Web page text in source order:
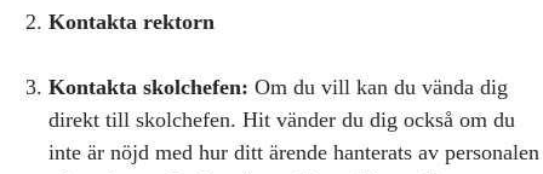
Kontakta rektorn
Kontakta skolchefen: Om du vill kan du vända dig
direkt till skolchefen. Hit vänder du dig också om du
inte är nöjd med hur ditt ärende hanterats av personalen